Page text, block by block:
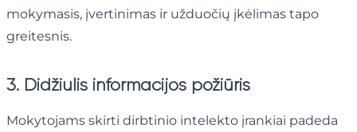
mokymasis, įvertinimas ir užduočių įkėlimas tapo
greitesnis.
3. Didžiulis informacijos požiūris
Mokytojams skirti dirbtinio intelekto įrankiai padeda